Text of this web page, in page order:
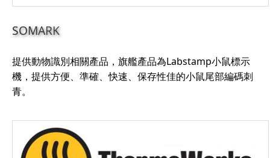
SOMARK
提供動物識別相關產品，旗艦產品為Labstamp小鼠標示
機，提供方便、準確、快速、保存性佳的小鼠尾部編碼刺
青。